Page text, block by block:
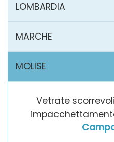
LOMBARDIA
MARCHE
MOLISE
Vetrate